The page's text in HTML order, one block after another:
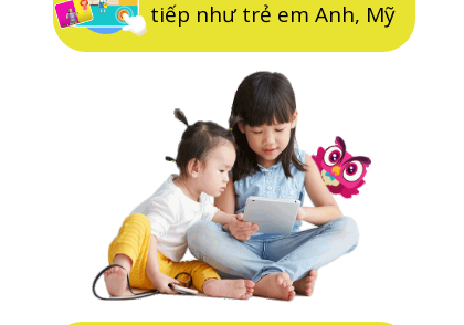
tiếp như trẻ em Anh, Mỹ